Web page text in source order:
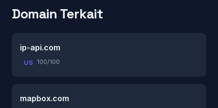
Domain Terkait
ip-api.com
US 100/100
mapbox.com